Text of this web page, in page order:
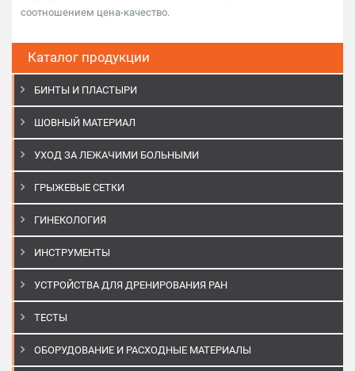
Каталог продукции
БИНТЫ И ПЛАСТЫРИ
ШОВНЫЙ МАТЕРИАЛ
УХОД ЗА ЛЕЖАЧИМИ БОЛЬНЫМИ
ГРЫЖЕВЫЕ СЕТКИ
ГИНЕКОЛОГИЯ
ИНСТРУМЕНТЫ
УСТРОЙСТВА ДЛЯ ДРЕНИРОВАНИЯ РАН
ТЕСТЫ
ОБОРУДОВАНИЕ И РАСХОДНЫЕ МАТЕРИАЛЫ
соотношением цена-качество.